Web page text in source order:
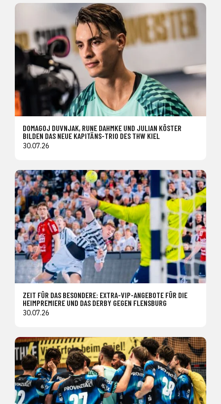
DOMAGOJ DUVNJAK, RUNE DAHMKE UND JULIAN KÖSTER
BILDEN DAS NEUE KAPITÄNS-TRIO DES THW KIEL
30.07.26
ZEIT FÜR DAS BESONDERE: EXTRA-VIP-ANGEBOTE FÜR DIE
HEIMPREMIERE UND DAS DERBY GEGEN FLENSBURG
30.07.26